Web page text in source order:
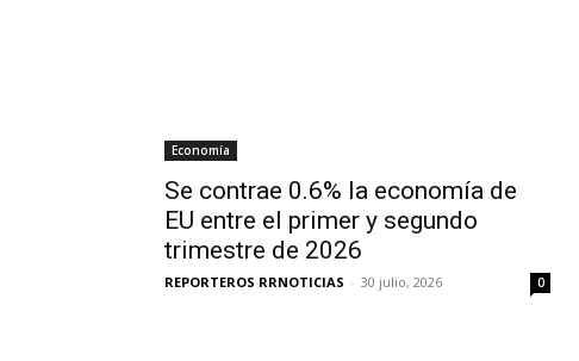
Economía
Se contrae 0.6% la economía de
EU entre el primer y segundo
trimestre de 2026
REPORTEROS RRNOTICIAS - 30 julio, 2026 0